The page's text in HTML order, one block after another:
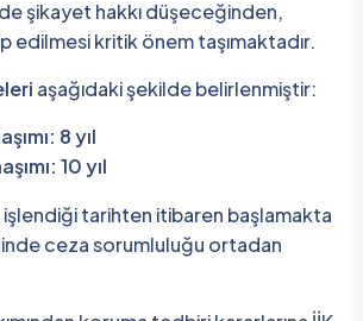
şikayet hakkı düşeceğinden,
edilmesi kritik önem taşımaktadır.
aşağıdaki şekilde belirlenmiştir:
8 yıl
10 yıl
işlendiği tarihten itibaren başlamakta
ceza sorumluluğu ortadan